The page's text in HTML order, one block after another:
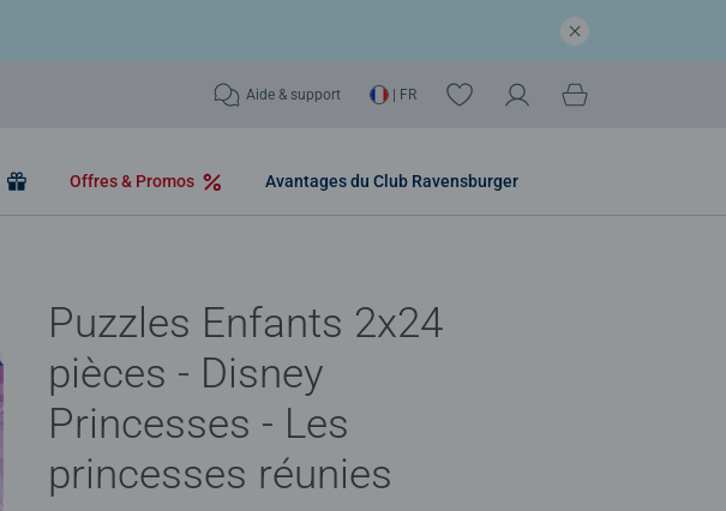
Aide & support | FR
Offres & Promos Avantages du Club Ravensburger
Puzzles Enfants 2x24
pièces - Disney
Princesses - Les
princesses réunies